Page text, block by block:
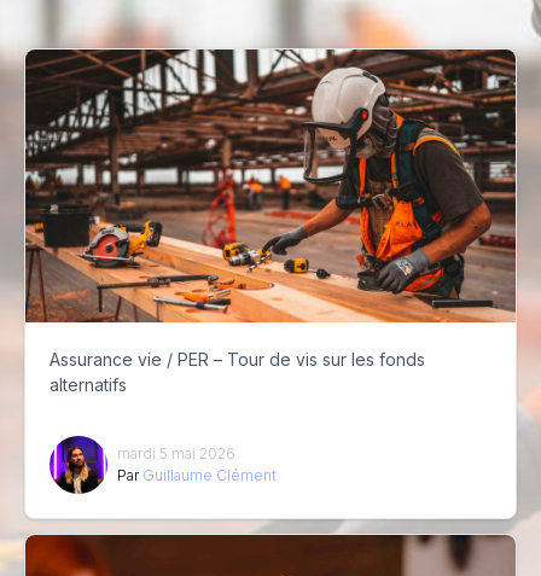
Assurance vie / PER – Tour de vis sur les fonds
alternatifs
mardi 5 mai 2026
Par Guillaume Clément